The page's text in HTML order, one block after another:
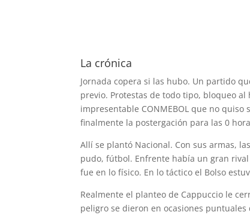
La crónica
Jornada copera si las hubo. Un partido
previo. Protestas de todo tipo, bloqueo
impresentable CONMEBOL que no
finalmente la postergación para las 0
Allí se plantó Nacional. Con sus armas,
pudo, fútbol. Enfrente había un gran
fue en lo físico. En lo táctico el Bolso
Realmente el planteo de Cappuccio le
peligro se dieron en ocasiones